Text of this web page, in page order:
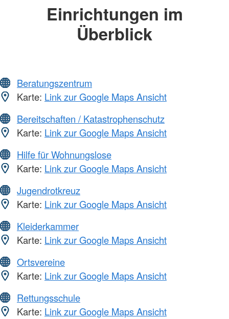
Einrichtungen im
Überblick
Beratungszentrum
Karte: Link zur Google Maps Ansicht
Bereitschaften / Katastrophenschutz
Karte: Link zur Google Maps Ansicht
Hilfe für Wohnungslose
Karte: Link zur Google Maps Ansicht
Jugendrotkreuz
Karte: Link zur Google Maps Ansicht
Kleiderkammer
Karte: Link zur Google Maps Ansicht
Ortsvereine
Karte: Link zur Google Maps Ansicht
Rettungsschule
Karte: Link zur Google Maps Ansicht